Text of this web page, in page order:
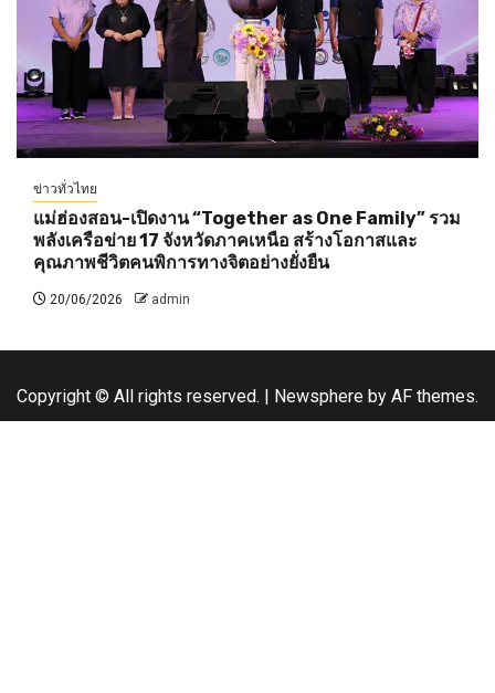
ข่าวทั่วไทย
แม่ฮ่องสอน-เปิดงาน “Together as One Family” รวม
พลังเครือข่าย 17 จังหวัดภาคเหนือ สร้างโอกาสและ
คุณภาพชีวิตคนพิการทางจิตอย่างยั่งยืน
20/06/2026 admin
Copyright © All rights reserved. | Newsphere by AF themes.